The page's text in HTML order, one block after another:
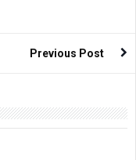
Previous Post